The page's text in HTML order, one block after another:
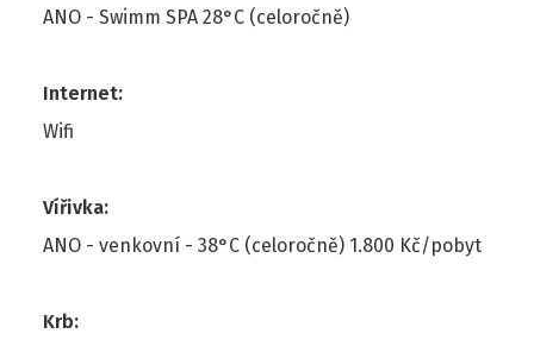
ANO - Swimm SPA 28°C (celoročně)
Internet:
Wifi
Vířivka:
ANO - venkovní - 38°C (celoročně) 1.800 Kč/pobyt
Krb: